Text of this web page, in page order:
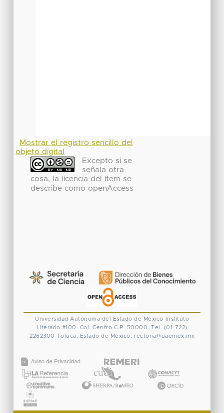
Mostrar el registro sencillo del
objeto digital
Excepto si se
señala otra
cosa, la licencia del ítem se
describe como openAccess
Universidad Autónoma del Estado de México
Instituto
Literario #100. Col. Centro C.P. 50000. Tel. (01-722)
2262300 Toluca, Estado de México. rectoria@uaemex.mx